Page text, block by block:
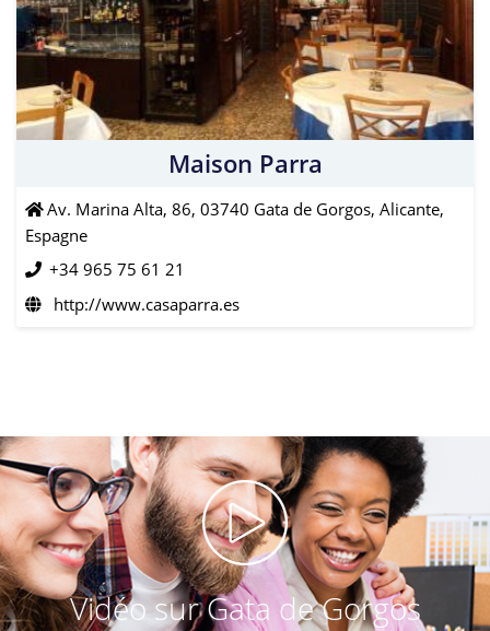
Maison Parra
Av. Marina Alta, 86, 03740 Gata de Gorgos, Alicante,
Espagne
+34 965 75 61 21
http://www.casaparra.es
Vidéo sur Gata de Gorgos